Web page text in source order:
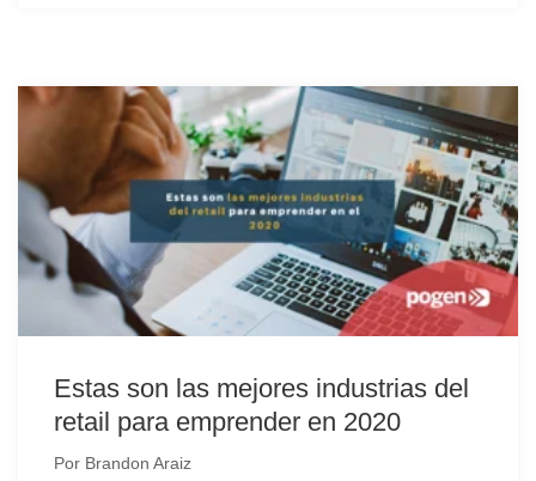
Estas son las mejores industrias del
retail para emprender en 2020
Por Brandon Araiz